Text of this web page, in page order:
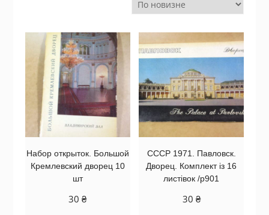
Набор открыток. Большой
Кремлевский дворец 10
шт
30₴
СССР 1971. Павловск.
Дворец. Комплект із 16
листівок /р901
30 ₴